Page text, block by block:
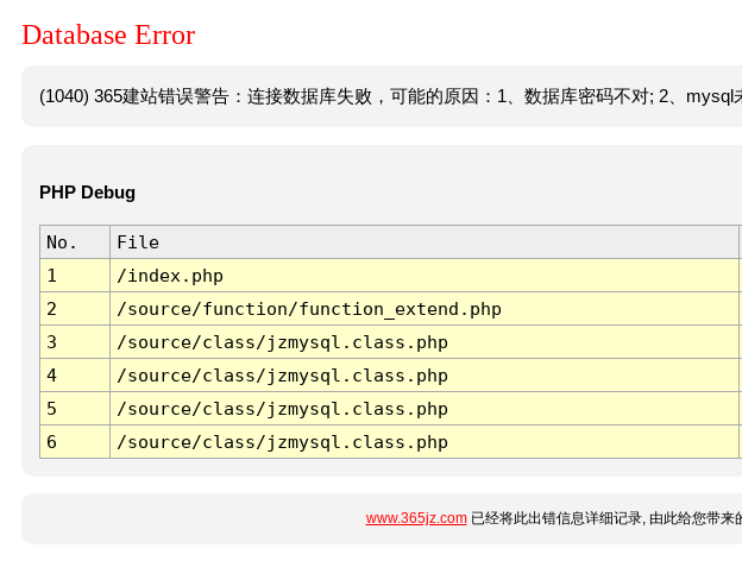
Database Error
(1040) 365建站错误警告：连接数据库失败，可能的原因：1、数据库密码不对; 2、mysql
PHP Debug
No. File
1
/index.php
2
/source/function/function_extend.php
3
/source/class/jzmysql.class.php
4
/source/class/jzmysql.class.php
5
/source/class/jzmysql.class.php
6
/source/class/jzmysql.class.php
www.365jz.com已经将此出错信息详细记录, 由此给您带来